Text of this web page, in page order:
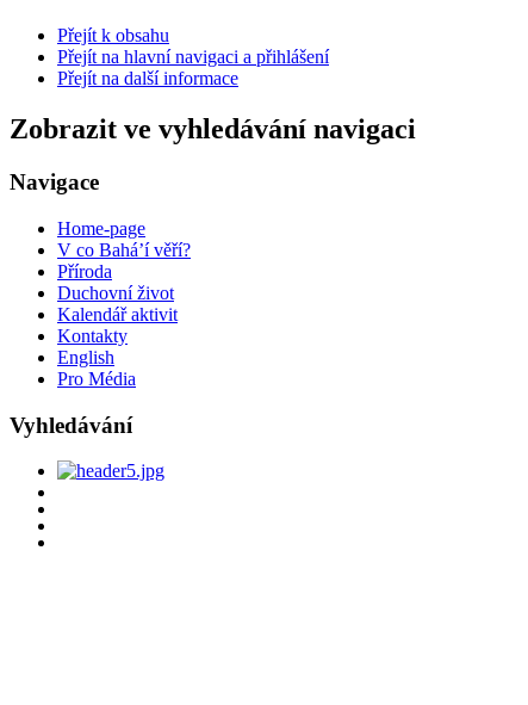
Přejít k obsahu
Přejít na hlavní navigaci a přihlášení
Přejít na další informace
Zobrazit ve vyhledávání navigaci
Navigace
Home-page
V co Bahá’í věří?
Příroda
Duchovní život
Kalendář aktivit
Kontakty
English
Pro Média
Vyhledávání